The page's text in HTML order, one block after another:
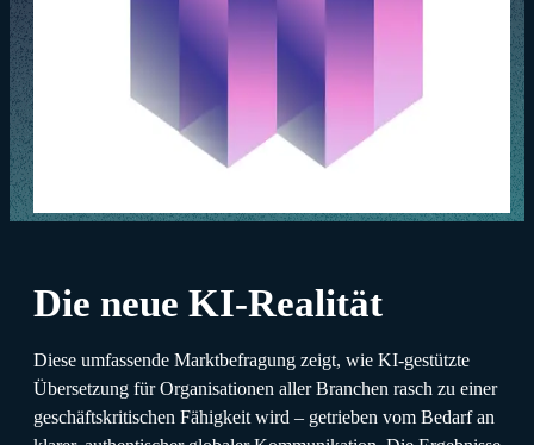
Die neue KI-Realität
Diese umfassende Marktbefragung zeigt, wie KI-gestützte
Übersetzung für Organisationen aller Branchen rasch zu einer
geschäftskritischen Fähigkeit wird – getrieben vom Bedarf an